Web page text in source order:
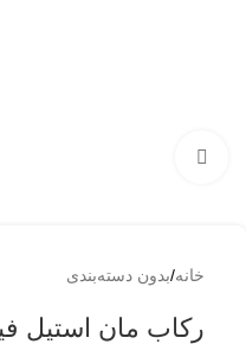
خانه/بدون دسته‌بندی
رکاب مان استیل